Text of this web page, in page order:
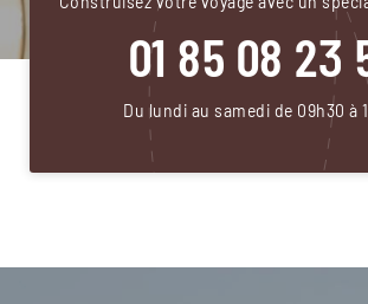
01 85 08 23
Du lundi au samedi de 09h30 à